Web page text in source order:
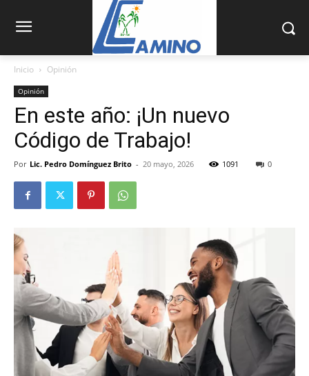
Inicio Opinión
Opinión
En este año: ¡Un nuevo
Código de Trabajo!
Por Lic. Pedro Domínguez Brito - 20 mayo, 2026 1091 0